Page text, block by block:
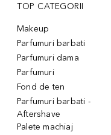
TOP CATEGORII
Makeup
Parfumuri barbati
Parfumuri dama
Parfumuri
Fond de ten
Parfumuri barbati -
Aftershave
Palete machiaj